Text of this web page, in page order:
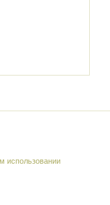
использовании